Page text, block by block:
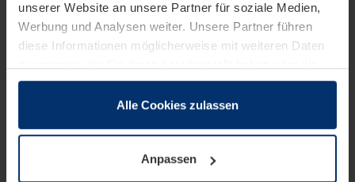
unserer Website an unsere Partner für soziale Medien,
Werbung und Analysen weiter. Unsere Partner führen
diese Informationen möglicherweise mit weiteren Daten
sie im Rahmen Ihrer Nutzung der Dienste gesammelt
wenn diese für den Betrieb dieser Seite unbedingt
notwendig sind. Für alle anderen Cookie-Typen benötigen
wir Ihre Erlaubnis. Ihre Einwilligung können Sie jederzeit
Alle Cookies zulassen
Anpassen